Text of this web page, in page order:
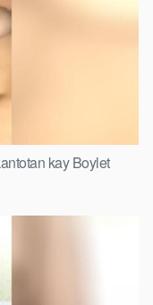
kay Boylet